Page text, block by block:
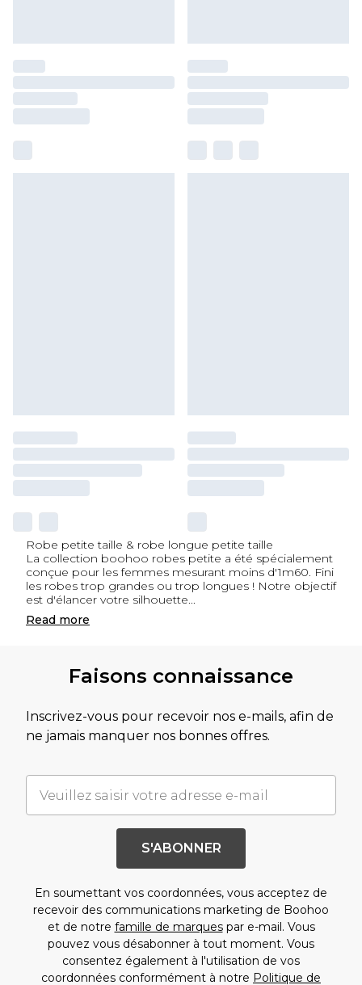
Robe petite taille & robe longue petite taille
La collection boohoo robes petite a été spécialement
conçue pour les femmes mesurant moins d'1m60. Fini
les robes trop grandes ou trop longues ! Notre objectif
est d'élancer votre silhouette...
Read more
Faisons connaissance
Inscrivez-vous pour recevoir nos e-mails, afin de
ne jamais manquer nos bonnes offres.
S'ABONNER
En soumettant vos coordonnées, vous acceptez de
recevoir des communications marketing de Boohoo
et de notre famille de marquespar e-mail. Vous
pouvez vous désabonner à tout moment. Vous
consentez également à l'utilisation de vos
coordonnées conformément à notre Politique de